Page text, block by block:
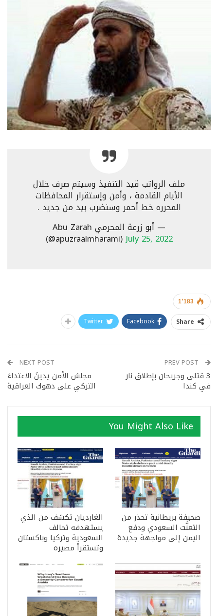
ملف الرواتب قيد التنفيذ وسيتم صرف خلال
الأيام القادمة ، وأمن وإستقرار المحافظات
المحرره خط أحمر وسنضرب بيد من جديد .
— أبو زرعة المحرمي Abu Zarah
(@apuzraalmharami)July 25, 2022
1٬183
Share
Facebook
Twitter
3 قتلى وجريحان بإطلاق نار
في كندا
NEXT POST
مجلسُ الأمن يدينُ الاعتداءَ
التركي على دهوك العراقية
You Might Also Like
صحيفة بريطانية تحذر من
التعنُّت السعودي ودفع
اليمن إلى مواجهة جديدة
الغارديان تكشف من الذي
يستهدفه تحالف
السعودية وتركيا وباكستان
وتستقرأ مصيره